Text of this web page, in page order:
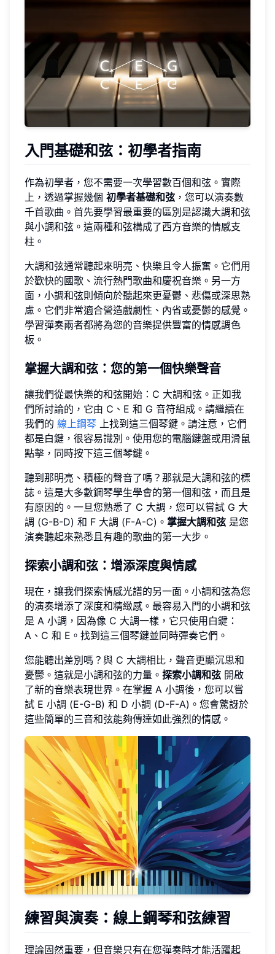
入門基礎和弦 ：初學者指南
作為初學者，您不需要一次學習數百個和弦。實際
上，透過掌握幾個 初學者基礎和弦 ，您可以演奏數
千首歌曲。首先要學習最重要的區別是認識大調和弦
與小調和弦。這兩種和弦構成了西方音樂的情感支
柱。
大調和弦通常聽起來明亮、快樂且令人振奮。它們用
於歡快的國歌、流行熱門歌曲和慶祝音樂。另一方
面，小調和弦則傾向於聽起來更憂鬱、悲傷或深思熟
慮。它們非常適合營造戲劇性、內省或憂鬱的感覺。
學習彈奏兩者都將為您的音樂提供豐富的情感調色
板。
掌握大調和弦 ：您的第一個快樂聲音
讓我們從最快樂的和弦開始：C 大調和弦。正如我
們所討論的，它由 C、E 和 G 音符組成。請繼續在
我們的 線上鋼琴 上找到這三個琴鍵。請注意，它們
都是白鍵，很容易識別。使用您的電腦鍵盤或用滑鼠
點擊，同時按下這三個琴鍵。
聽到那明亮、積極的聲音了嗎？那就是大調和弦的標
誌。這是大多數鋼琴學生學會的第一個和弦，而且是
有原因的。一旦您熟悉了 C 大調，您可以嘗試 G 大
調 (G-B-D) 和 F 大調 (F-A-C)。 掌握大調和弦 是您
演奏聽起來熟悉且有趣的歌曲的第一大步。
探索小調和弦 ：增添深度與情感
現在，讓我們探索情感光譜的另一面。小調和弦為您
的演奏增添了深度和精緻感。最容易入門的小調和弦
是 A 小調，因為像 C 大調一樣，它只使用白鍵：
A、C 和 E。找到這三個琴鍵並同時彈奏它們。
您能聽出差別嗎？與 C 大調相比，聲音更顯沉思和
憂鬱。這就是小調和弦的力量。 探索小調和弦 開啟
了新的音樂表現世界。在掌握 A 小調後，您可以嘗
試 E 小調 (E-G-B) 和 D 小調 (D-F-A)。您會驚訝於
這些簡單的三音和弦能夠傳達如此強烈的情感。
練習與演奏：線上鋼琴和弦練習
理論固然重要，但音樂只有在您彈奏時才能活躍起